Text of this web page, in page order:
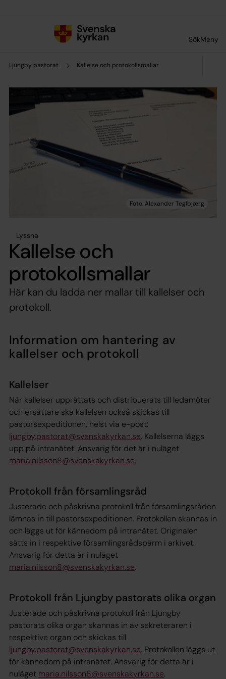
SökMeny
Ljungby pastorat Kallelse och protokollsmallar
Lyssna
Kallelse och
protokollsmallar
Här kan du ladda ner mallar till kallelser och
protokoll.
Information om hantering av
kallelser och protokoll
Kallelser
När kallelser upprättats och distribuerats till ledamöter
och ersättare ska kallelsen också skickas till
pastorsexpeditionen, helst via e-post:
ljungby.pastorat@svenskakyrkan.se. Kallelserna läggs
upp på intranätet. Ansvarig för det är i nuläget
maria.nilsson8@svenskakyrkan.se.​
Protokoll från församlingsråd
Justerade och påskrivna protokoll från församlingsråden
lämnas in till pastorsexpeditionen. Protokollen skannas in
och läggs ut för kännedom på intranätet. Originalen
sätts in i respektive församlingsrådspärm i arkivet.
Ansvarig för detta är i nuläget
maria.nilsson8@svenskakyrkan.se.​
Protokoll från Ljungby pastorats olika organ
Justerade och påskrivna protokoll från Ljungby
pastorats olika organ skannas in av sekreteraren i
respektive organ och skickas till
ljungby.pastorat@svenskakyrkan.se. Protokollen läggs ut
för kännedom på intranätet. Ansvarig för detta är i
nuläget maria.nilsson8@svenskakyrkan.se.